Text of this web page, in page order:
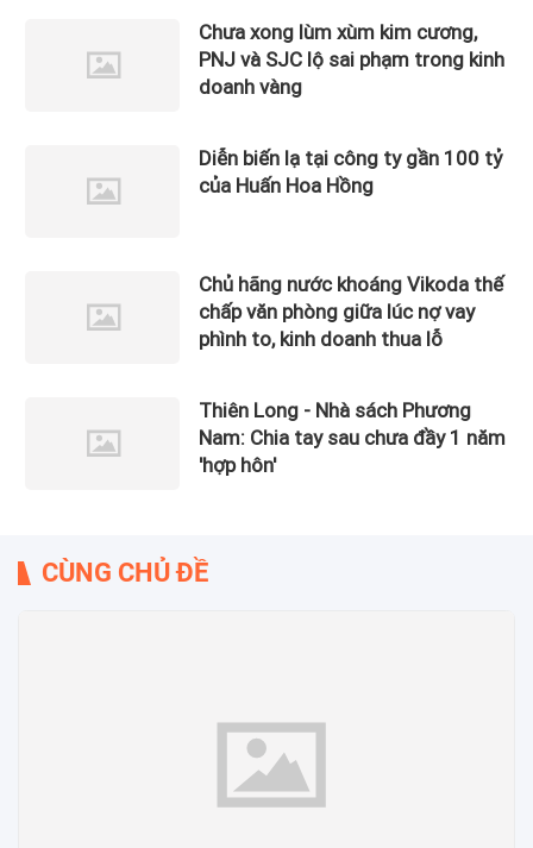
Chưa xong lùm xùm kim cương,
PNJ và SJC lộ sai phạm trong kinh
doanh vàng
Diễn biến lạ tại công ty gần 100 tỷ
của Huấn Hoa Hồng
Chủ hãng nước khoáng Vikoda thế
chấp văn phòng giữa lúc nợ vay
phình to, kinh doanh thua lỗ
Thiên Long - Nhà sách Phương
Nam: Chia tay sau chưa đầy 1 năm
'hợp hôn'
CÙNG CHỦ ĐỀ